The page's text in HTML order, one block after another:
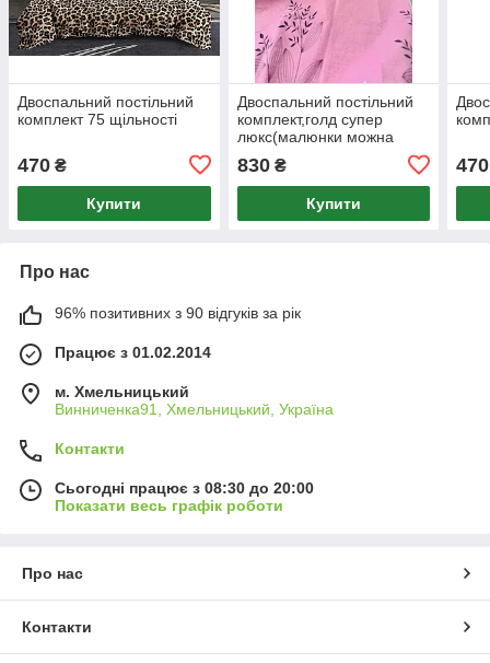
Двоспальний постільний
комплект 75 щільності
470 ₴
Купити
Двоспальний постільний
комплект,голд супер
люкс(малюнки можна
830₴
Купити
470
Про нас
96% позитивних з 90 відгуків за рік
Працює з 01.02.2014
м. Хмельницький
Винниченка91, Хмельницький, Україна
Контакти
Сьогодні працює з 08:30 до 20:00
Показати весь графік роботи
Про нас
Контакти